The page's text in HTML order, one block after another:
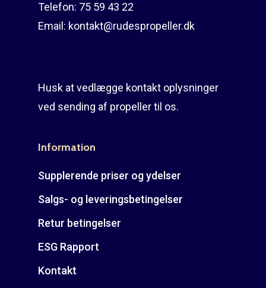
Telefon: 75 59 43 22
Email: kontakt@rudespropeller.dk
Husk at vedlægge kontakt oplysninger
ved sending af propeller til os.
Information
Supplerende priser og ydelser
Salgs- og leveringsbetingelser
Retur betingelser
ESG Rapport
Kontakt